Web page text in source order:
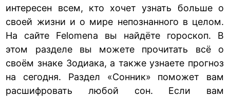
интересен всем, кто хочет узнать больше о
своей жизни и о мире непознанного в целом.
На сайте Felomena вы найдёте гороскоп. В
этом разделе вы можете прочитать всё о
своём знаке Зодиака, а также узнаете прогноз
на сегодня. Раздел «Сонник» поможет вам
расшифровать любой сон. Если вам